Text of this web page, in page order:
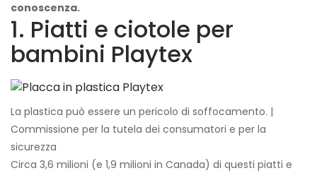
conoscenza.
1. Piatti e ciotole per
bambini Playtex
La plastica può essere un pericolo di soffocamento. |
Commissione per la tutela dei consumatori e per la
sicurezza
Circa 3,6 milioni (e 1,9 milioni in Canada) di questi piatti e